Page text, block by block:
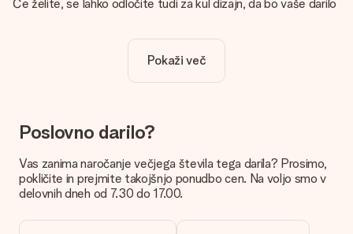
Če želite, se lahko odločite tudi za kul dizajn, da bo vaše darilo
Je personalizacija vključena v ceno?
Cena, prikazana na spletnem mestu, vključuje personalizacijo
vašega darila. Lepo in jasno!
Želimo poskrbeti, da boste z darilom popolnoma zadovoljni.
Zato je pomembno, da uporabljamo visokokakovostne
našo službo za pomoč strankam in priložite fotografijo skupaj
z darilom, ki ga želite naročiti. Nato lahko za vas preverijo
kakovost!
Katere formate lahko naložim?
Pokaži več
Poslovno darilo?
Vas zanima naročanje večjega števila tega darila? Prosimo,
pokličite in prejmite takojšnjo ponudbo cen. Na voljo smo v
delovnih dneh od 7.30 do 17.00.